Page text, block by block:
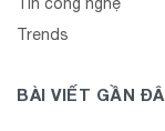
Trends
BÀI VIẾT GẦN